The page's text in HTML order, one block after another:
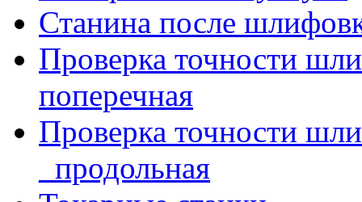
Станина после
Проверка точности
поперечная
Проверка точности
_продольная